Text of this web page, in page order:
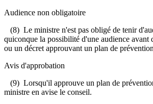
Audience non obligatoire
(8) Le ministre n'est pas obligé de tenir
quiconque la possibilité d'une audience avant
ou un décret approuvant un plan de
Avis d'approbation
(9) Lorsqu'il approuve un plan de
ministre en avise le conseil.